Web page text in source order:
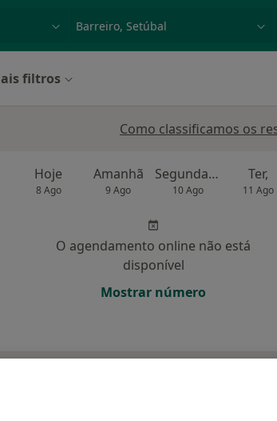
nome
filtros
Como classificamos os
Hoje
8 Ago
Amanhã
9 Ago
Segunda-feira
10 Ago
Ter,
11 Ago
O agendamento online não está
disponível
Mostrar número